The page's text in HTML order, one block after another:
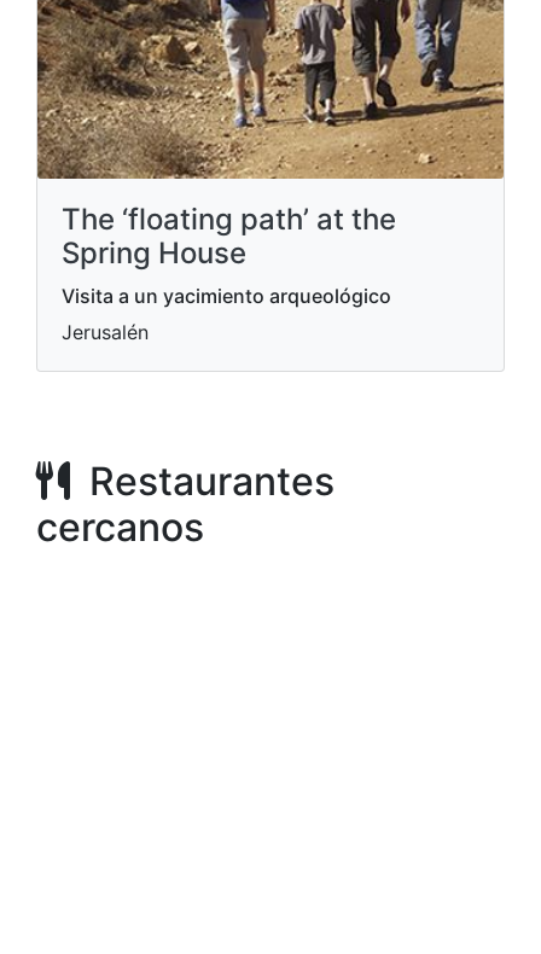
The ‘floating path’ at the
Spring House
Visita a un yacimiento arqueológico
Jerusalén
Restaurantes
cercanos